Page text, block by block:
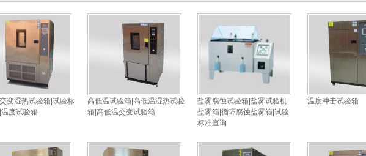
变湿热试验箱|试验标
度试验箱
高低温试验箱|高低温湿热试验
箱|高低温交变试验箱
盐雾腐蚀试验箱|盐雾试验机|
盐雾箱|循环腐蚀盐雾箱|试验
标准查询
温度冲击试验箱